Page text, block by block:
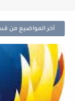
أخر المواضيع من